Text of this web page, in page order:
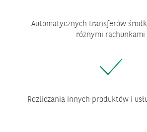
Automatycznych transferów
różnymi rachunkami
Rozliczania innych produktów i